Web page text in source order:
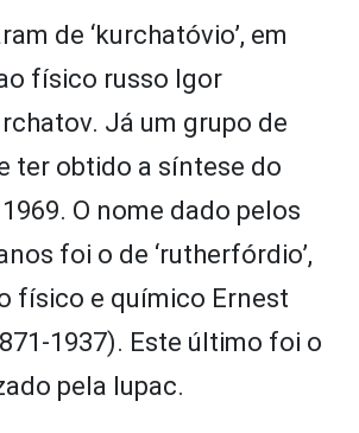
de ‘kurchatóvio’, em
físico russo Igor
Já um grupo de
ter obtido a síntese do
O nome dado pelos
foi o de ‘rutherfórdio’,
físico e químico Ernest
1937). Este último foi o
pela Iupac.